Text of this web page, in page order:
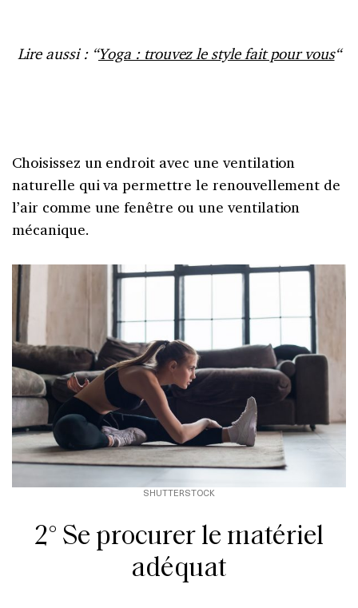
Lire aussi : “Yoga : trouvez le style fait pour vous“
Choisissez un endroit avec une ventilation
naturelle qui va permettre le renouvellement de
l’air comme une fenêtre ou une ventilation
mécanique.
SHUTTERSTOCK
2° Se procurer le matériel
adéquat